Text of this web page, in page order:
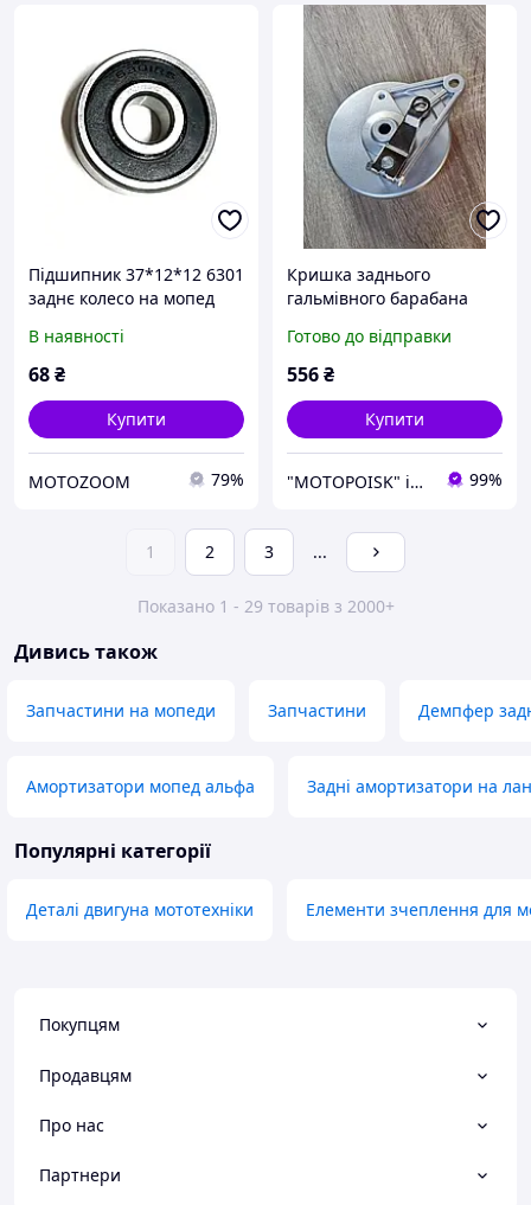
Підшипник 37*12*12 6301
заднє колесо на мопед
В наявності
68₴
Купити
MOTOZOOM 79%
Кришка заднього
гальмівного барабана
гальмівними колодками
Готово до відправки
556₴
Купити
"MOTOPOISK" інтернет-магазин мотозапчастин та аксесуарів 99%
1 2 3 ...
Показано 1 - 29 товарів з 2000+
Дивись також
Запчастини на мопеди Запчастини Демпфер
Амортизатори мопед альфа Задні амортизатори на
Популярні категорії
Деталі двигуна мототехніки Елементи зчеплення для
Покупцям
Продавцям
Про нас
Партнери